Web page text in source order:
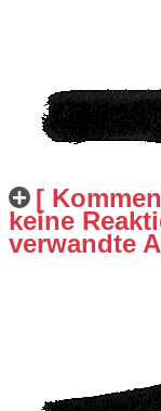
[
keine
verwandte